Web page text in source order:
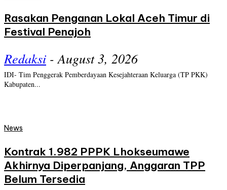
Rasakan Penganan Lokal Aceh Timur di
Festival Penajoh
Redaksi - August 3, 2026
IDI- Tim Penggerak Pemberdayaan Kesejahteraan Keluarga (TP PKK)
Kabupaten...
News
Kontrak 1.982 PPPK Lhokseumawe
Akhirnya Diperpanjang, Anggaran TPP
Belum Tersedia